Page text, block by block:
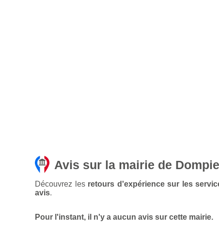
Avis sur la mairie de
Découvrez les retours d'expérience sur les
avis.
Pour l'instant, il n'y a aucun avis sur cette mairie.